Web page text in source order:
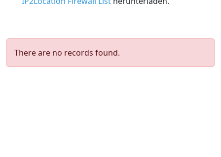
There are no records found.